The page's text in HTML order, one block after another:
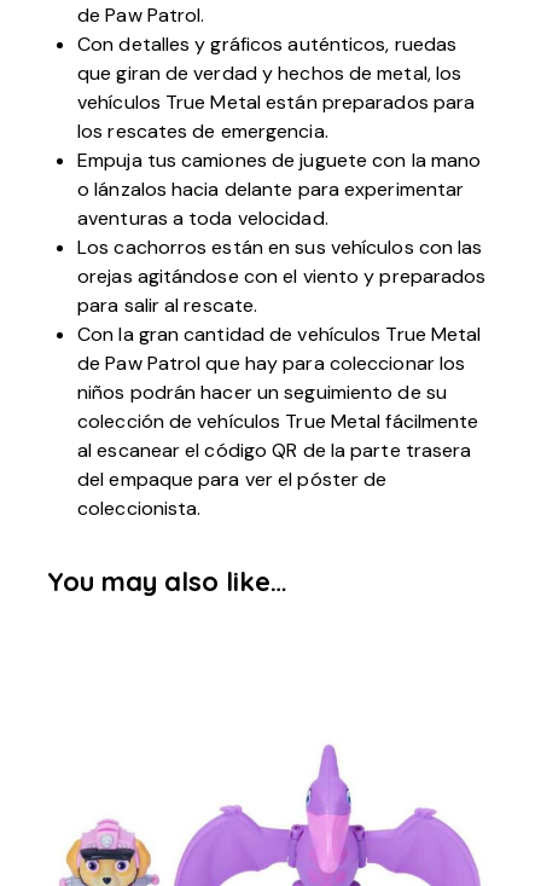
de Paw Patrol.
Con detalles y gráficos auténticos, ruedas
que giran de verdad y hechos de metal, los
vehículos True Metal están preparados para
los rescates de emergencia.
Empuja tus camiones de juguete con la mano
o lánzalos hacia delante para experimentar
aventuras a toda velocidad.
Los cachorros están en sus vehículos con las
orejas agitándose con el viento y preparados
para salir al rescate.
Con la gran cantidad de vehículos True Metal
de Paw Patrol que hay para coleccionar los
niños podrán hacer un seguimiento de su
colección de vehículos True Metal fácilmente
al escanear el código QR de la parte trasera
del empaque para ver el póster de
coleccionista.
You may also like…